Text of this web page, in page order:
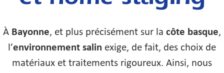
À Bayonne, et plus précisément sur la côte basque,
l’environnement salin exige, de fait, des choix de
matériaux et traitements rigoureux. Ainsi, nous